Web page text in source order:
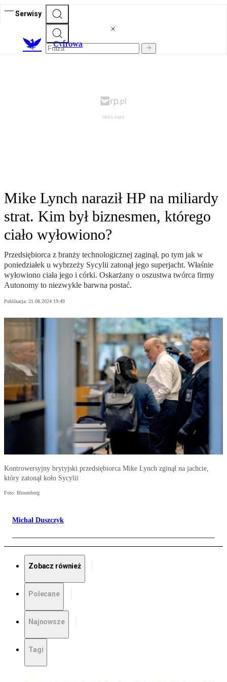
Serwisy
Cyfrowa
Mike Lynch naraził HP na miliardy
strat. Kim był biznesmen, którego
ciało wyłowiono?
Przedsiębiorca z branży technologicznej zaginął, po tym jak w
poniedziałek u wybrzeży Sycylii zatonął jego superjacht. Właśnie
wyłowiono ciała jego i córki. Oskarżany o oszustwa twórca firmy
Autonomy to niezwykle barwna postać.
Publikacja: 21.08.2024 19:49
Kontrowersyjny brytyjski przedsiębiorca Mike Lynch zginął na jachcie,
który zatonął koło Sycylii
Foto: Bloomberg
Michał Duszczyk
Zobacz również
Polecane
Najnowsze
Tagi